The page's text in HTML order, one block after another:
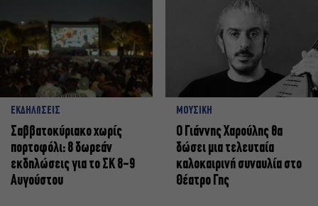
ΕΚΔΗΛΩΣΕΙΣ
Σαββατοκύριακο χωρίς
πορτοφόλι: 8 δωρεάν
εκδηλώσεις για το ΣΚ 8-9
Αυγούστου
ΜΟΥΣΙΚΗ
Ο Γιάννης Χαρούλης θα
δώσει μια τελευταία
καλοκαιρινή συναυλία στο
Θέατρο Γης